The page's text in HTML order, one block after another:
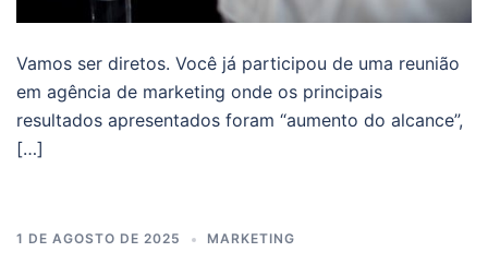
Vamos ser diretos. Você já participou de uma reunião
em agência de marketing onde os principais
resultados apresentados foram “aumento do alcance”,
[…]
1 DE AGOSTO DE 2025 MARKETING